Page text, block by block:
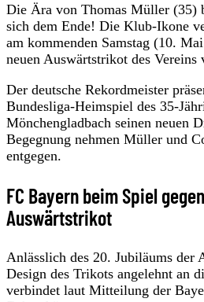
Die Ära von Thomas Müller (35)
sich dem Ende! Die Klub-Ikone
am kommenden Samstag (10.
neuen Auswärtstrikot des Vereins
Der deutsche Rekordmeister
Bundesliga-Heimspiel des 35-
Mönchengladbach seinen neuen
Begegnung nehmen Müller und
entgegen.
FC Bayern beim Spiel
Auswärtstrikot
Anlässlich des 20. Jubiläums der
Design des Trikots angelehnt an
verbindet laut Mitteilung der